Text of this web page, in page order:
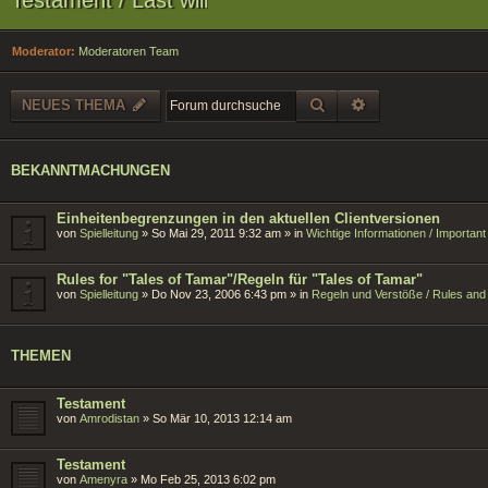
Moderator: Moderatoren Team
NEUES THEMA SUCHE
BEKANNTMACHUNGEN
Einheitenbegrenzungen in den aktuellen Clientversionen
von Spielleitung » So Mai 29, 2011 9:32 am » in Wichtige Informationen /
Rules for "Tales of Tamar"/Regeln für "Tales of Tamar"
von Spielleitung » Do Nov 23, 2006 6:43 pm » in Regeln und Verstöße / Rules and
THEMEN
Testament
von Amrodistan » So Mär 10, 2013 12:14 am
Testament
von Amenyra » Mo Feb 25, 2013 6:02 pm